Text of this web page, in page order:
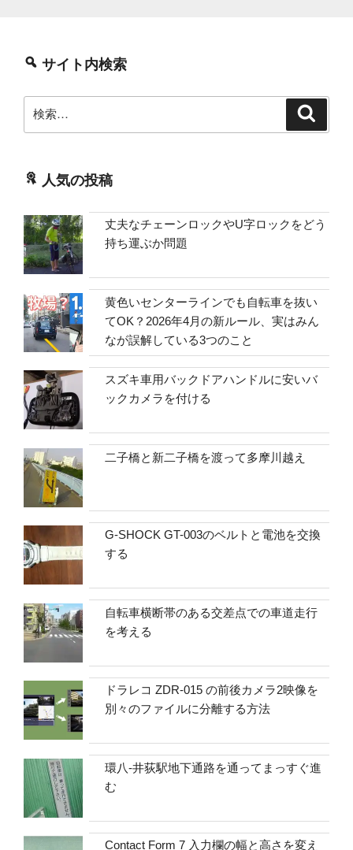
サイト内検索
索:
人気の投稿
丈夫なチェーンロックやU字ロックをどう
持ち運ぶか問題
黄色いセンターラインでも自転車を抜い
てOK？2026年4月の新ルール、実はみん
なが誤解している3つのこと
スズキ車用バックドアハンドルに安いバ
ックカメラを付ける
二子橋と新二子橋を渡って多摩川越え
G-SHOCK GT-003のベルトと電池を交換
する
自転車横断帯のある交差点での車道走行
を考える
ドラレコ ZDR-015 の前後カメラ2映像を
別々のファイルに分離する方法
環八-井荻駅地下通路を通ってまっすぐ進
む
Contact Form 7 入力欄の幅と高さを変え